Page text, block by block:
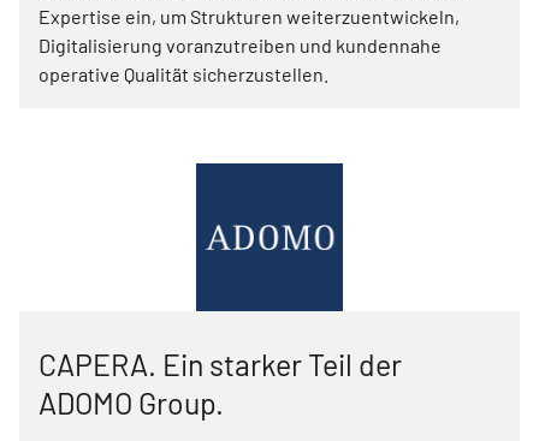
Expertise ein, um Strukturen weiterzuentwickeln,
Digitalisierung voranzutreiben und kundennahe
operative Qualität sicherzustellen.
CAPERA. Ein starker Teil der
ADOMO Group.